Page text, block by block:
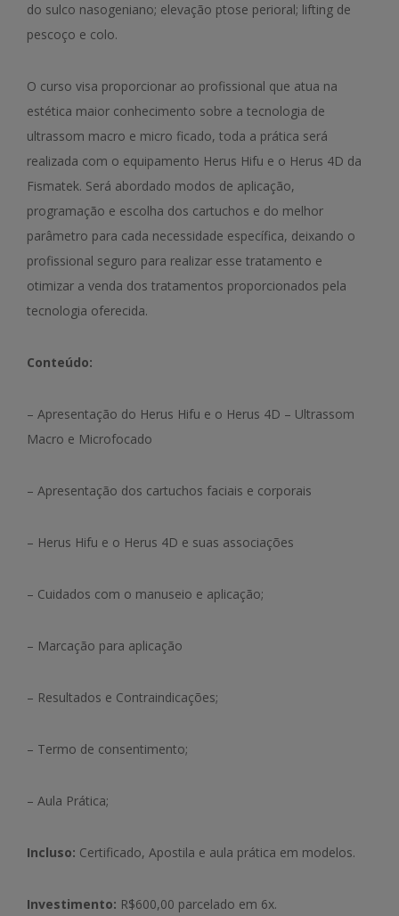
do sulco nasogeniano; elevação ptose perioral; lifting de
pescoço e colo.
O curso visa proporcionar ao profissional que atua na
estética maior conhecimento sobre a tecnologia de
ultrassom macro e micro ficado, toda a prática será
realizada com o equipamento Herus Hifu e o Herus 4D da
Fismatek. Será abordado modos de aplicação,
programação e escolha dos cartuchos e do melhor
parâmetro para cada necessidade específica, deixando o
profissional seguro para realizar esse tratamento e
otimizar a venda dos tratamentos proporcionados pela
tecnologia oferecida.
Conteúdo:
– Apresentação do Herus Hifu e o Herus 4D – Ultrassom
Macro e Microfocado
– Apresentação dos cartuchos faciais e corporais
– Herus Hifu e o Herus 4D e suas associações
– Cuidados com o manuseio e aplicação;
– Marcação para aplicação
– Resultados e Contraindicações;
– Termo de consentimento;
– Aula Prática;
Incluso: Certificado, Apostila e aula prática em modelos.
Investimento: R$600,00 parcelado em 6x.